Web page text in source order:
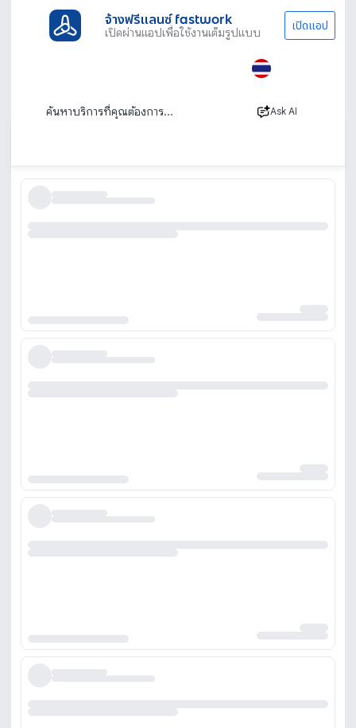
จ้างฟรีแลนซ์ fastwork
เปิดผ่านแอปเพื่อใช้งานเต็มรูปแบบ เปิดแอป
Ask AI
Google Map & My Business
ปักหมุดเพิ่มร้านใน Google Map และทำ
Google My Business